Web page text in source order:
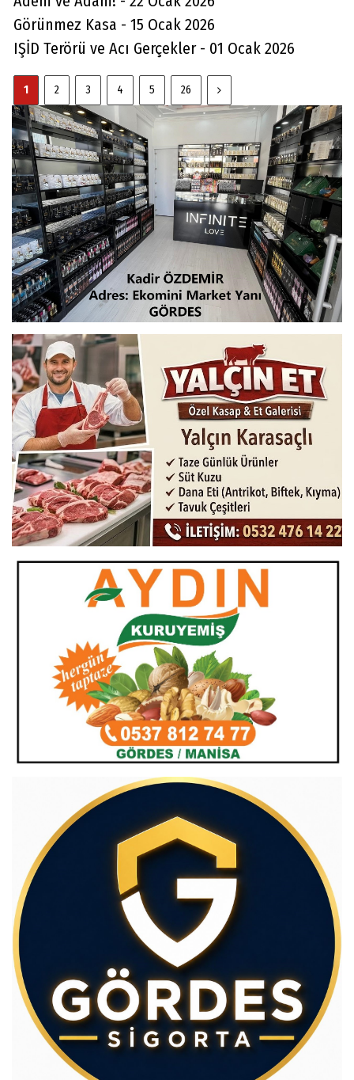
Görünmez Kasa - 15 Ocak 2026
IŞİD Terörü ve Acı Gerçekler - 01 Ocak 2026
1 2 3 4 5 26
Av.Cenap GÜVEN
Gördesli Şair Alim Atay